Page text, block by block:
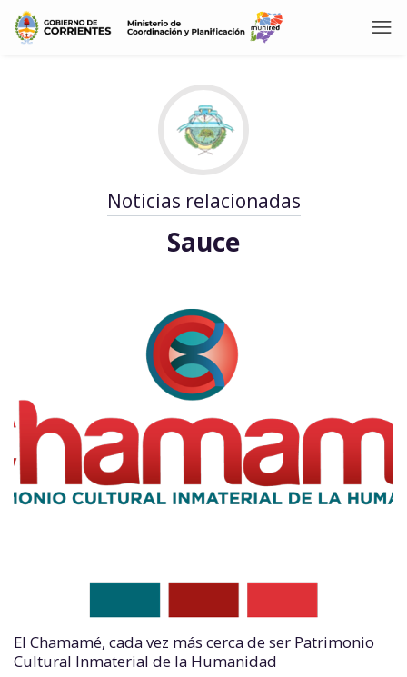
Noticias relacionadas
Sauce
El Chamamé, cada vez más cerca de ser Patrimonio
Cultural Inmaterial de la Humanidad